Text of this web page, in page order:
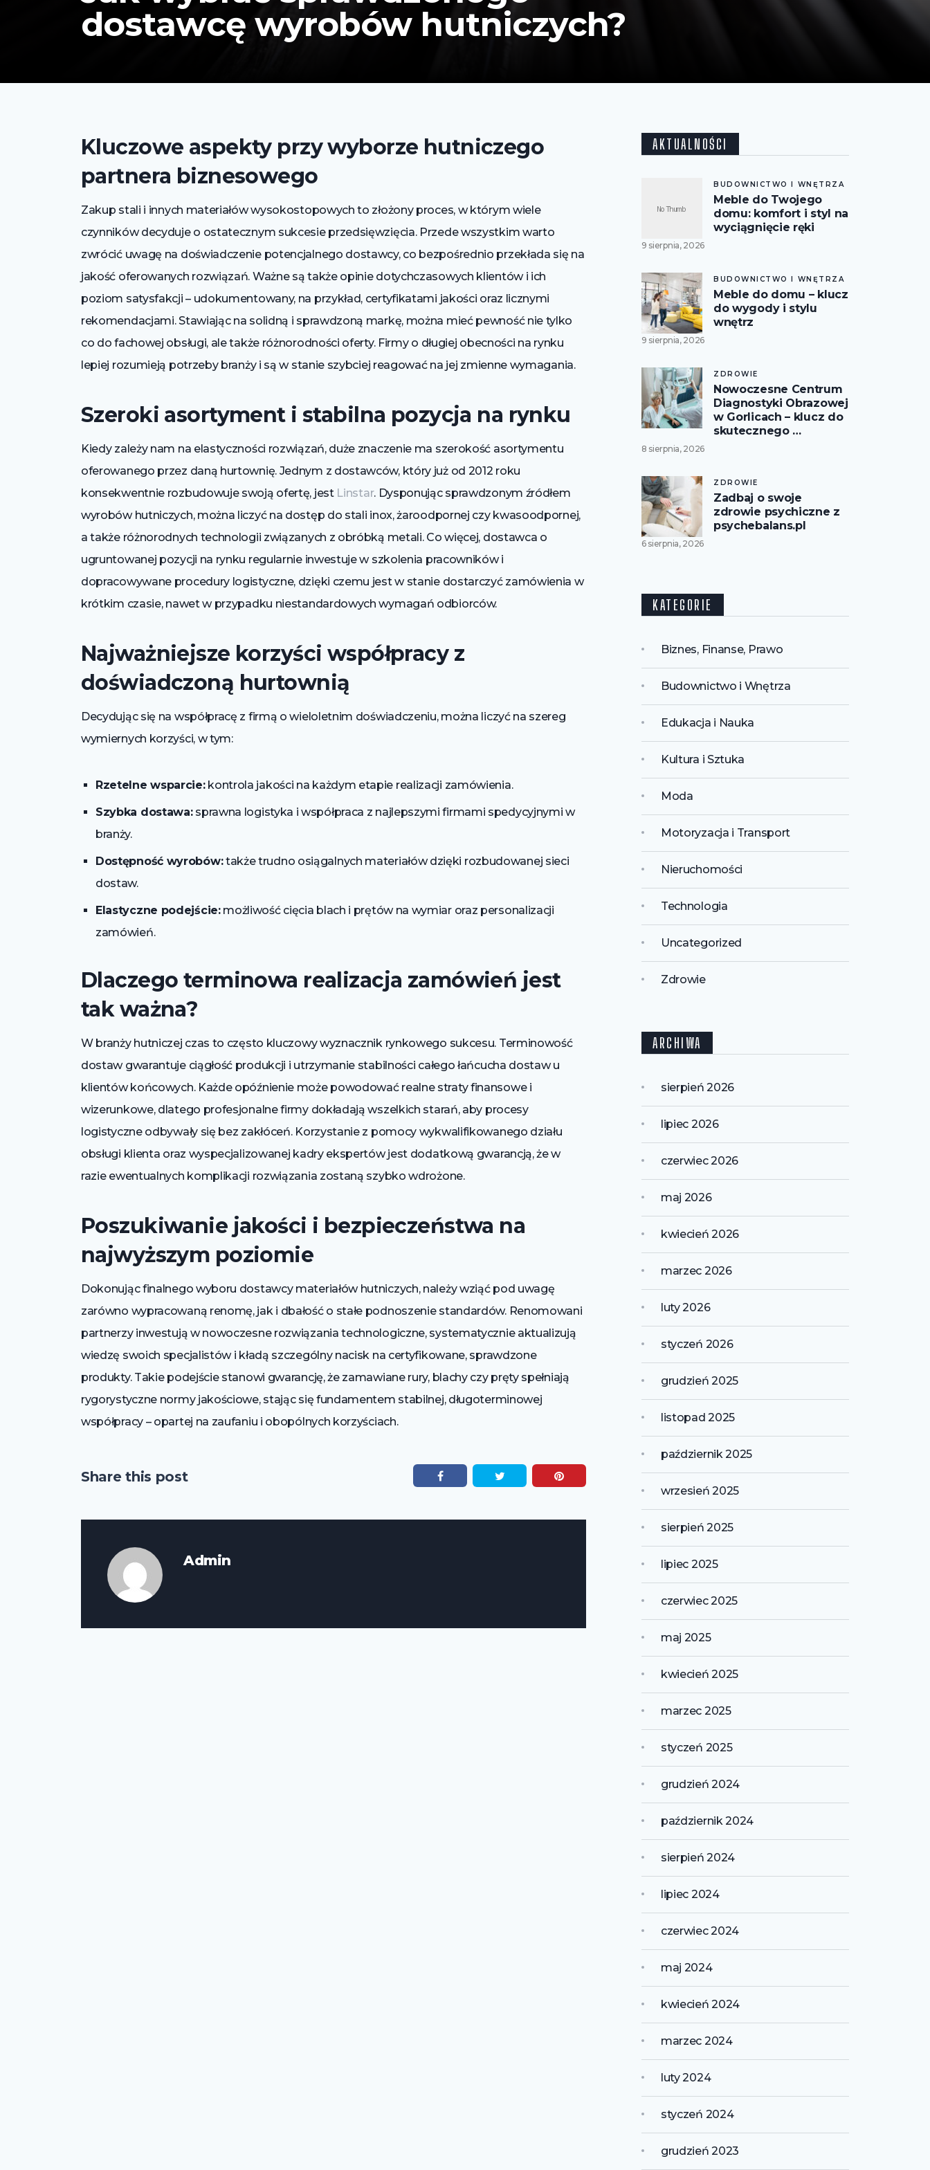
dostawcę wyrobów hutniczych?
Kluczowe aspekty przy wyborze hutniczego
partnera biznesowego
Zakup stali i innych materiałów wysokostopowych to złożony proces, w którym wiele
czynników decyduje o ostatecznym sukcesie przedsięwzięcia. Przede wszystkim warto
zwrócić uwagę na doświadczenie potencjalnego dostawcy, co bezpośrednio przekłada się na
jakość oferowanych rozwiązań. Ważne są także opinie dotychczasowych klientów i ich
poziom satysfakcji – udokumentowany, na przykład, certyfikatami jakości oraz licznymi
rekomendacjami. Stawiając na solidną i sprawdzoną markę, można mieć pewność nie tylko
co do fachowej obsługi, ale także różnorodności oferty. Firmy o długiej obecności na rynku
lepiej rozumieją potrzeby branży i są w stanie szybciej reagować na jej zmienne wymagania.
Szeroki asortyment i stabilna pozycja na rynku
Kiedy zależy nam na elastyczności rozwiązań, duże znaczenie ma szerokość asortymentu
oferowanego przez daną hurtownię. Jednym z dostawców, który już od 2012 roku
konsekwentnie rozbudowuje swoją ofertę, jest Linstar. Dysponując sprawdzonym źródłem
wyrobów hutniczych, można liczyć na dostęp do stali inox, żaroodpornej czy kwasoodpornej,
a także różnorodnych technologii związanych z obróbką metali. Co więcej, dostawca o
ugruntowanej pozycji na rynku regularnie inwestuje w szkolenia pracowników i
dopracowywane procedury logistyczne, dzięki czemu jest w stanie dostarczyć zamówienia w
krótkim czasie, nawet w przypadku niestandardowych wymagań odbiorców.
Najważniejsze korzyści współpracy z
doświadczoną hurtownią
Decydując się na współpracę z firmą o wieloletnim doświadczeniu, można liczyć na szereg
wymiernych korzyści, w tym:
Rzetelne wsparcie:kontrola jakości na każdym etapie realizacji zamówienia.
Szybka dostawa:sprawna logistyka i współpraca z najlepszymi firmami spedycyjnymi w
branży.
Dostępność wyrobów:także trudno osiągalnych materiałów dzięki rozbudowanej sieci
dostaw.
Elastyczne podejście:możliwość cięcia blach i prętów na wymiar oraz personalizacji
zamówień.
Dlaczego terminowa realizacja zamówień jest
tak ważna?
W branży hutniczej czas to często kluczowy wyznacznik rynkowego sukcesu. Terminowość
dostaw gwarantuje ciągłość produkcji i utrzymanie stabilności całego łańcucha dostaw u
klientów końcowych. Każde opóźnienie może powodować realne straty finansowe i
wizerunkowe, dlatego profesjonalne firmy dokładają wszelkich starań, aby procesy
logistyczne odbywały się bez zakłóceń. Korzystanie z pomocy wykwalifikowanego działu
obsługi klienta oraz wyspecjalizowanej kadry ekspertów jest dodatkową gwarancją, że w
razie ewentualnych komplikacji rozwiązania zostaną szybko wdrożone.
Poszukiwanie jakości i bezpieczeństwa na
najwyższym poziomie
Dokonując finalnego wyboru dostawcy materiałów hutniczych, należy wziąć pod uwagę
zarówno wypracowaną renomę, jak i dbałość o stałe podnoszenie standardów. Renomowani
partnerzy inwestują w nowoczesne rozwiązania technologiczne, systematycznie aktualizują
wiedzę swoich specjalistów i kładą szczególny nacisk na certyfikowane, sprawdzone
produkty. Takie podejście stanowi gwarancję, że zamawiane rury, blachy czy pręty spełniają
rygorystyczne normy jakościowe, stając się fundamentem stabilnej, długoterminowej
współpracy – opartej na zaufaniu i obopólnych korzyściach.
Share this post
Admin
AKTUALNOŚCI
BUDOWNICTWO I WNĘTRZA
Meble do Twojego
domu: komfort i styl na
wyciągnięcie ręki
9 sierpnia, 2026
BUDOWNICTWO I WNĘTRZA
Meble do domu – klucz
do wygody i stylu
wnętrz
9 sierpnia, 2026
ZDROWIE
Nowoczesne Centrum
Diagnostyki Obrazowej
w Gorlicach – klucz do
skutecznego …
8 sierpnia, 2026
ZDROWIE
Zadbaj o swoje
zdrowie psychiczne z
psychebalans.pl
6 sierpnia, 2026
KATEGORIE
Biznes, Finanse, Prawo
Budownictwo i Wnętrza
Edukacja i Nauka
Kultura i Sztuka
Moda
Motoryzacja i Transport
Nieruchomości
Technologia
Uncategorized
Zdrowie
ARCHIWA
sierpień 2026
lipiec 2026
czerwiec 2026
maj 2026
kwiecień 2026
marzec 2026
luty 2026
styczeń 2026
grudzień 2025
listopad 2025
październik 2025
wrzesień 2025
sierpień 2025
lipiec 2025
czerwiec 2025
maj 2025
kwiecień 2025
marzec 2025
styczeń 2025
grudzień 2024
październik 2024
sierpień 2024
lipiec 2024
czerwiec 2024
maj 2024
kwiecień 2024
marzec 2024
luty 2024
styczeń 2024
grudzień 2023